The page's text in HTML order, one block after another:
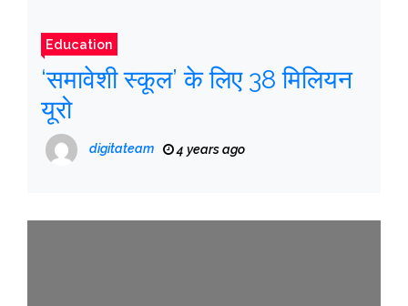
Education
‘समावेशी स्कूल’ के लिए 38 मिलियन
यूरो
digitateam 4 years ago